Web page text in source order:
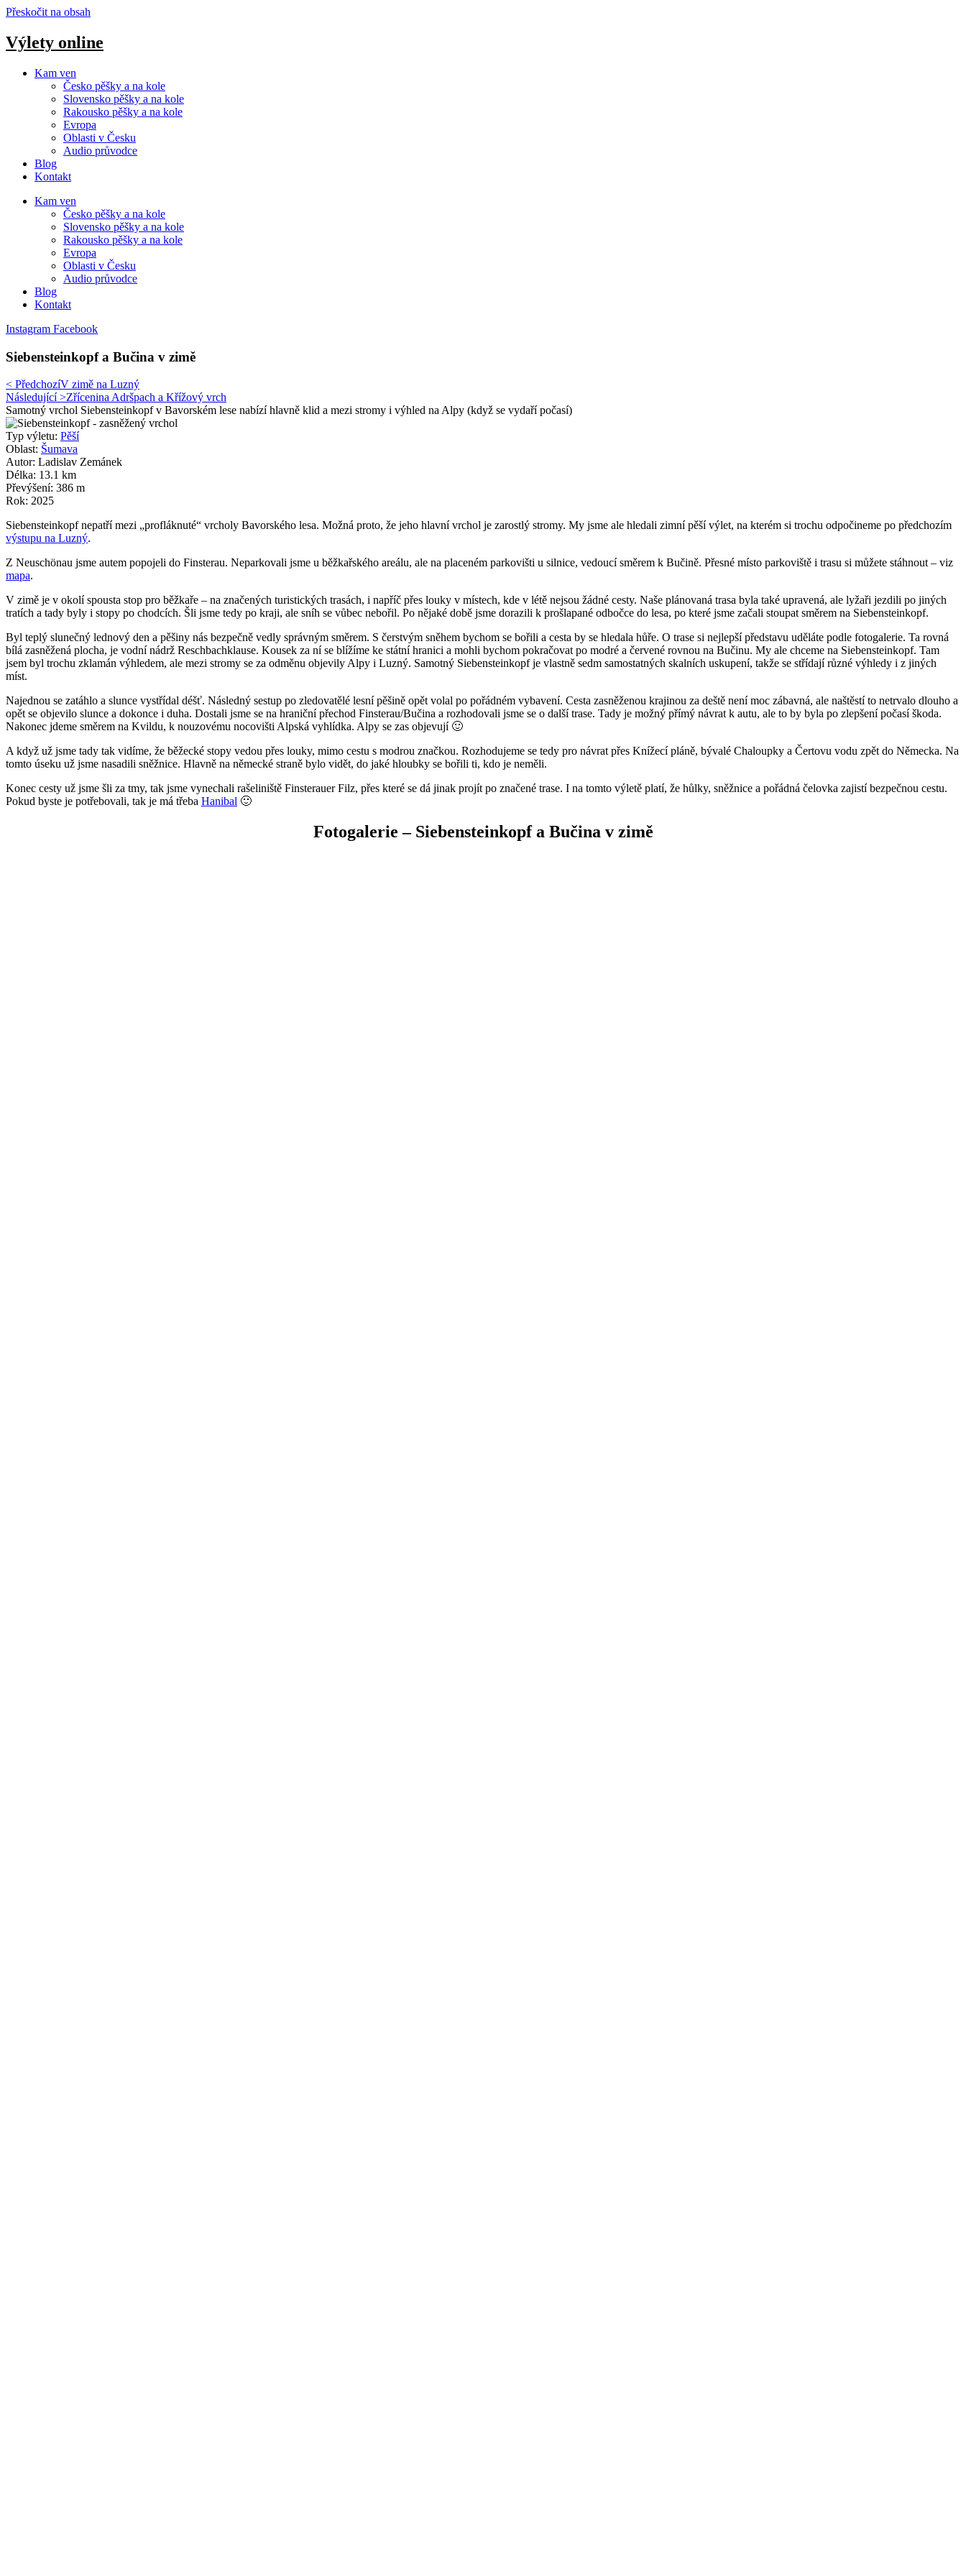
Přeskočit na obsah
Výlety online
Kam ven
Česko pěšky a na kole
Slovensko pěšky a na kole
Rakousko pěšky a na kole
Evropa
Oblasti v Česku
Audio průvodce
Blog
Kontakt
Kam ven
Česko pěšky a na kole
Slovensko pěšky a na kole
Rakousko pěšky a na kole
Evropa
Oblasti v Česku
Audio průvodce
Blog
Kontakt
Instagram Facebook
Siebensteinkopf a Bučina v zimě
< PředchozíV zimě na Luzný
Následující >Zřícenina Adršpach a Křížový vrch
Samotný vrchol Siebensteinkopf v Bavorském lese nabízí hlavně klid a mezi stromy i výhled na Alpy (když se vydaří počasí)
Typ výletu: Pěší
Oblast: Šumava
Autor: Ladislav Zemánek
Délka: 13.1 km
Převýšení: 386 m
Rok: 2025
Siebensteinkopf nepatří mezi „profláknuté“ vrcholy Bavorského lesa. Možná proto, že jeho hlavní vrchol je zarostlý stromy. My jsme ale hledali zimní pěší výlet, na kterém si trochu odpočineme po předchozím
výstupu na Luzný.
Z Neuschönau jsme autem popojeli do Finsterau. Neparkovali jsme u běžkařského areálu, ale na placeném parkovišti u silnice, vedoucí směrem k Bučině. Přesné místo parkoviště i trasu si můžete stáhnout – viz
mapa.
V zimě je v okolí spousta stop pro běžkaře – na značených turistických trasách, i napříč přes louky v místech, kde v létě nejsou žádné cesty. Naše plánovaná trasa byla také upravená, ale lyžaři jezdili po jiných
tratích a tady byly i stopy po chodcích. Šli jsme tedy po kraji, ale sníh se vůbec nebořil. Po nějaké době jsme dorazili k prošlapané odbočce do lesa, po které jsme začali stoupat směrem na Siebensteinkopf.
Byl teplý slunečný lednový den a pěšiny nás bezpečně vedly správným směrem. S čerstvým sněhem bychom se bořili a cesta by se hledala hůře. O trase si nejlepší představu uděláte podle fotogalerie. Ta rovná
bílá zasněžená plocha, je vodní nádrž Reschbachklause. Kousek za ní se blížíme ke státní hranici a mohli bychom pokračovat po modré a červené rovnou na Bučinu. My ale chceme na Siebensteinkopf. Tam
jsem byl trochu zklamán výhledem, ale mezi stromy se za odměnu objevily Alpy i Luzný. Samotný Siebensteinkopf je vlastně sedm samostatných skalních uskupení, takže se střídají různé výhledy i z jiných
míst.
Najednou se zatáhlo a slunce vystřídal déšť. Následný sestup po zledovatělé lesní pěšině opět volal po pořádném vybavení. Cesta zasněženou krajinou za deště není moc zábavná, ale naštěstí to netrvalo dlouho a
opět se objevilo slunce a dokonce i duha. Dostali jsme se na hraniční přechod Finsterau/Bučina a rozhodovali jsme se o další trase. Tady je možný přímý návrat k autu, ale to by byla po zlepšení počasí škoda.
Nakonec jdeme směrem na Kvildu, k nouzovému nocovišti Alpská vyhlídka. Alpy se zas objevují 🙂
A když už jsme tady tak vidíme, že běžecké stopy vedou přes louky, mimo cestu s modrou značkou. Rozhodujeme se tedy pro návrat přes Knížecí pláně, bývalé Chaloupky a Čertovu vodu zpět do Německa. Na
tomto úseku už jsme nasadili sněžnice. Hlavně na německé straně bylo vidět, do jaké hloubky se bořili ti, kdo je neměli.
Konec cesty už jsme šli za tmy, tak jsme vynechali rašeliniště Finsterauer Filz, přes které se dá jinak projít po značené trase. I na tomto výletě platí, že hůlky, sněžnice a pořádná čelovka zajistí bezpečnou cestu.
Pokud byste je potřebovali, tak je má třeba Hanibal 🙂
Fotogalerie – Siebensteinkopf a Bučina v zimě